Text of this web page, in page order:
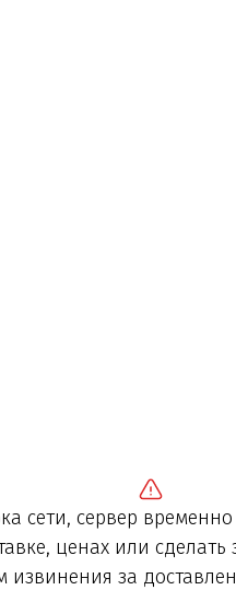
сети, сервер временно
ценах или сделать
извинения за